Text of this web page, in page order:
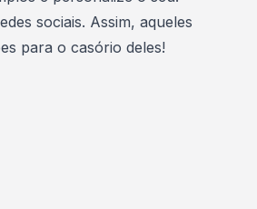
sociais. Assim, aqueles
para o casório deles!